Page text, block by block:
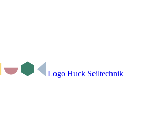
Logo Huck Seiltechnik